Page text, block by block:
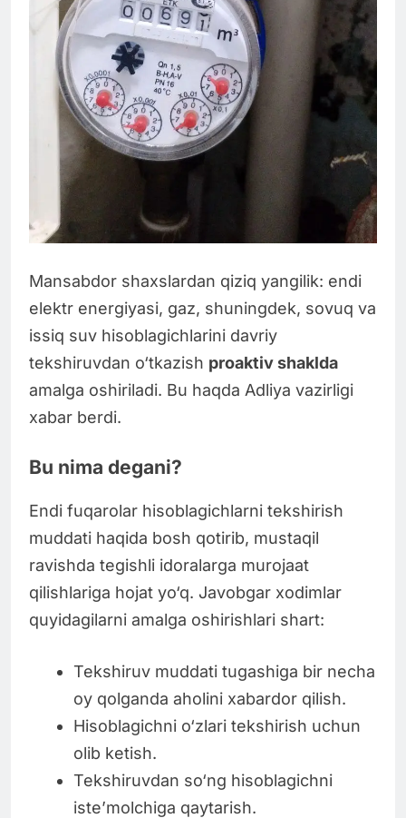
Mansabdor shaxslardan qiziq yangilik: endi
elektr energiyasi, gaz, shuningdek, sovuq va
issiq suv hisoblagichlarini davriy
tekshiruvdan o‘tkazish proaktiv shaklda
amalga oshiriladi. Bu haqda Adliya vazirligi
xabar berdi.
Bu nima degani?
Endi fuqarolar hisoblagichlarni tekshirish
muddati haqida bosh qotirib, mustaqil
ravishda tegishli idoralarga murojaat
qilishlariga hojat yo‘q. Javobgar xodimlar
quyidagilarni amalga oshirishlari shart:
Tekshiruv muddati tugashiga bir necha
oy qolganda aholini xabardor qilish.
Hisoblagichni o‘zlari tekshirish uchun
olib ketish.
Tekshiruvdan so‘ng hisoblagichni
iste’molchiga qaytarish.